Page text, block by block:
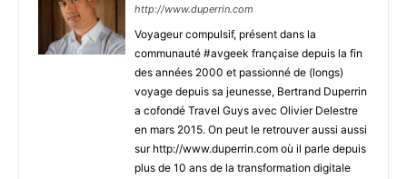
http://www.duperrin.com
Voyageur compulsif, présent dans la
communauté #avgeek française depuis la fin
des années 2000 et passionné de (longs)
voyage depuis sa jeunesse, Bertrand Duperrin
a cofondé Travel Guys avec Olivier Delestre
en mars 2015. On peut le retrouver aussi aussi
sur http://www.duperrin.com où il parle depuis
plus de 10 ans de la transformation digitale